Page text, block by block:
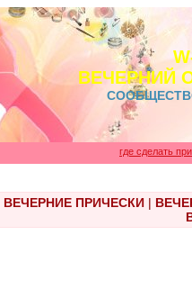
ВЕЧЕРНИЙ
где сделать
ВЕЧЕРНИЕ ПРИЧЕСКИ|